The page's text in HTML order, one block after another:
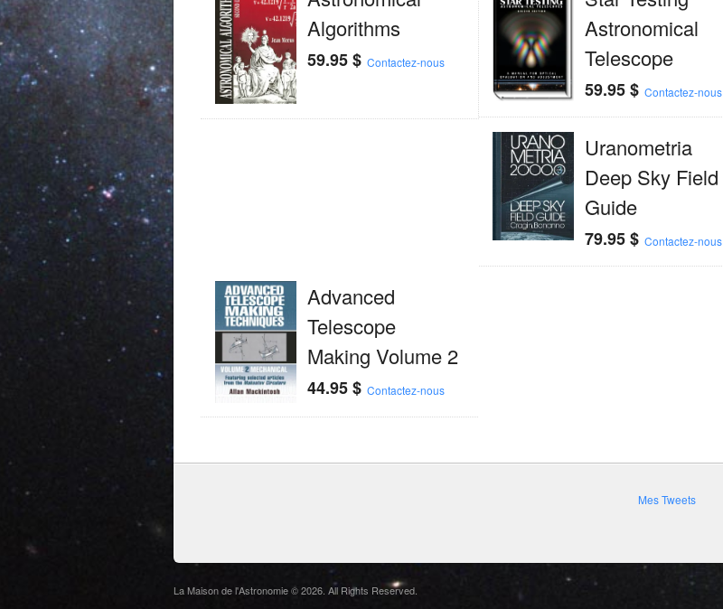
Algorithms
59.95$ Contactez-nous
Astronomical
Telescope
59.95$ Contactez-nous
Uranometria
Deep Sky Field
Guide
79.95$ Contactez-nous
Advanced
Telescope
Making Volume 2
44.95$ Contactez-nous
Mes Tweets
La Maison de l'Astronomie © 2026. All Rights Reserved.